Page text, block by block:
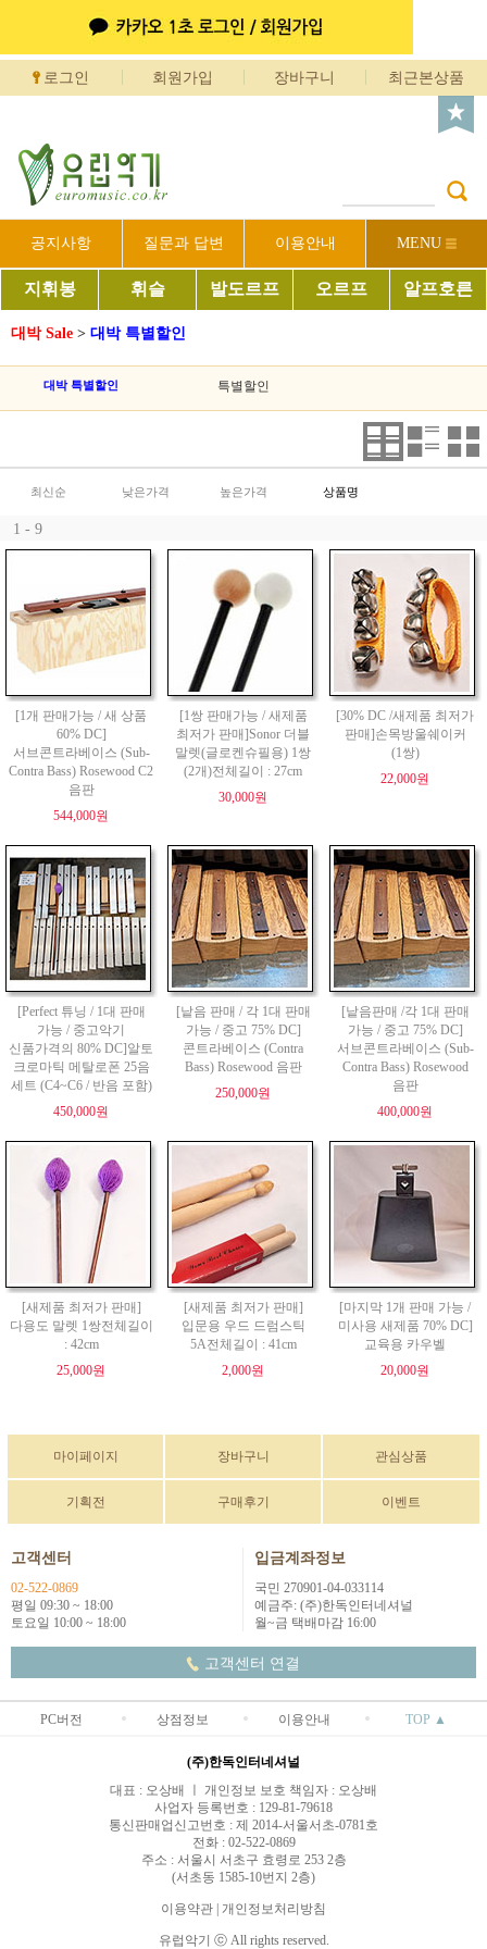
로그인 회원가입 장바구니 최근본상품
공지사항 질문과 답변 이용안내 MENU
지휘봉 휘슬 발도르프 오르프 알프호른
대박 Sale > 대박 특별할인
대박 특별할인 특별할인
최신순 낮은가격 높은가격 상품명
1 - 9
[1개 판매가능 / 새 상품
60% DC]
서브콘트라베이스 (Sub-
Contra Bass) Rosewood C2
음판
544,000원
[1쌍 판매가능 / 새제품
최저가 판매]Sonor 더블
말렛(글로켄슈필용) 1쌍
(2개)전체길이 : 27cm
30,000원
[30% DC /새제품 최저가
판매]손목방울쉐이커
(1쌍)
22,000원
[Perfect 튜닝 / 1대 판매
가능 / 중고악기
신품가격의 80% DC]알토
크로마틱 메탈로폰 25음
세트 (C4~C6 / 반음 포함)
450,000원
[낱음 판매 / 각 1대 판매
가능 / 중고 75% DC]
콘트라베이스 (Contra
Bass) Rosewood 음판
250,000원
[낱음판매 /각 1대 판매
가능 / 중고 75% DC]
서브콘트라베이스 (Sub-
Contra Bass) Rosewood
음판
400,000원
[새제품 최저가 판매]
다용도 말렛 1쌍전체길이
: 42cm
25,000원
[새제품 최저가 판매]
입문용 우드 드럼스틱
5A전체길이 : 41cm
2,000원
[마지막 1개 판매 가능 /
미사용 새제품 70% DC]
교육용 카우벨
20,000원
마이페이지 장바구니 관심상품
기획전 구매후기 이벤트
고객센터
02-522-0869
평일 09:30 ~ 18:00
토요일 10:00 ~ 18:00
입금계좌정보
국민 270901-04-033114
예금주: (주)한독인터네셔널
월~금 택배마감 16:00
고객센터 연결
PC버전 상점정보 이용안내 TOP ▲
(주)한독인터네셔널
대표 : 오상배 ㅣ 개인정보 보호 책임자 : 오상배
사업자 등록번호 : 129-81-79618
통신판매업신고번호 : 제 2014-서울서초-0781호
전화 : 02-522-0869
주소 : 서울시 서초구 효령로 253 2층
(서초동 1585-10번지 2층)
이용약관 개인정보처리방침
유럽악기 ⓒ All rights reserved.